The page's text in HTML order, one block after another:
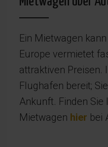
Ein Mietwagen
Europe vermietet
attraktiven Preisen.
Flughafen bereit;
Ankunft. Finden Sie
Mietwagen hier bei